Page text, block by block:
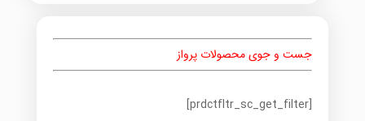
جست و جوی محصولات پرواز
[prdctfltr_sc_get_filter]